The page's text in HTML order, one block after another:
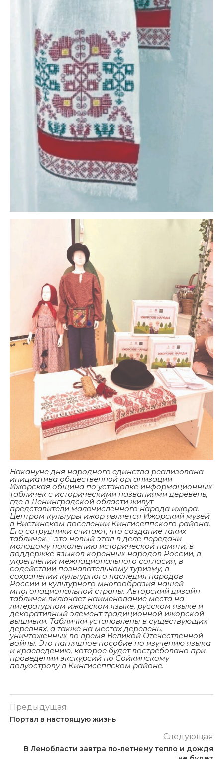
Накануне дня народного единства реализована
инициатива общественной организации
Ижорская община по установке информационных
табличек с историческими названиями деревень,
где в Ленинградской области живут
представители малочисленного народа ижора.
Центром культуры ижор является Ижорский музей
в Вистинском поселении Кингисеппского района.
Его сотрудники считают, что создание таких
табличек – это новый этап в деле передачи
молодому поколению исторической памяти, в
поддержке языков коренных народов России, в
укреплении межнационального согласия, в
содействии познавательному туризму, в
сохранении культурного наследия народов
России и культурного многообразия нашей
многонациональной страны. Авторский дизайн
табличек включает наименование места на
литературном ижорском языке, русском языке и
декоративный элемент традиционной ижорской
вышивки. Таблички установлены в существующих
деревнях, а также на местах деревень,
уничтоженных во время Великой Отечественной
войны. Это наглядное пособие по изучению языка
и краеведению, которое будет востребовано при
проведении экскурсий по Сойкинскому
полуострову в Кингисеппском районе.
Предыдущая
Портал в настоящую жизнь
Следующая
В Ленобласти завтра по-летнему тепло и дождя